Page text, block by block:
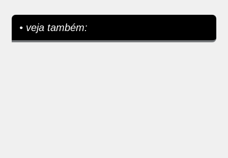
• veja também: